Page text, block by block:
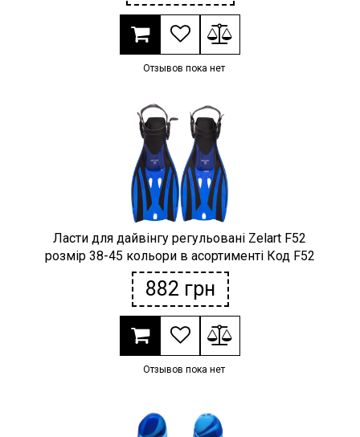
Отзывов пока нет
Ласти для дайвінгу регульовані Zelart F52
розмір 38-45 кольори в асортименті Код F52
882 грн
Отзывов пока нет